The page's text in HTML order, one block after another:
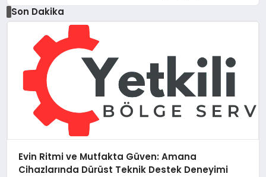
Son Dakika
Evin Ritmi ve Mutfakta Güven: Amana
Cihazlarında Dürüst Teknik Destek Deneyimi